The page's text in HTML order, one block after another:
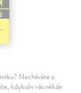
Necháváte si
kdykoliv vás někde